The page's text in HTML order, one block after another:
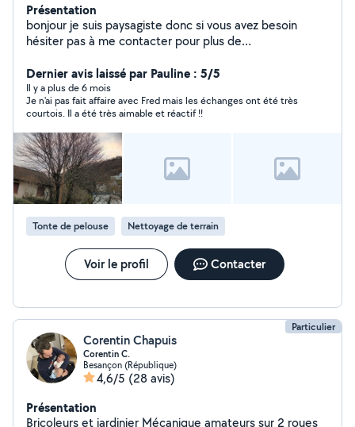
Présentation
bonjour je suis paysagiste donc si vous avez besoin
hésiter pas à me contacter pour plus de
Dernier avis laissé par Pauline : 5/5
Il y a plus de 6 mois
Je n'ai pas fait affaire avec Fred mais les échanges ont été très
courtois. Il a été très aimable et réactif !!
Tonte de pelouse Nettoyage de terrain
Voir le profil Contacter
Particulier
Corentin Chapuis
Corentin C.
Besançon (République)
4,6/5 (28 avis)
Présentation
Bricoleurs et jardinier Mécanique amateurs sur 2 roues